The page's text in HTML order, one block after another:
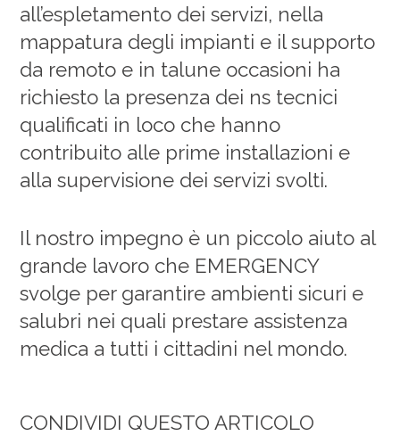
all’espletamento dei servizi, nella
mappatura degli impianti e il supporto
da remoto e in talune occasioni ha
richiesto la presenza dei ns tecnici
qualificati in loco che hanno
contribuito alle prime installazioni e
alla supervisione dei servizi svolti.
Il nostro impegno è un piccolo aiuto al
grande lavoro che EMERGENCY
svolge per garantire ambienti sicuri e
salubri nei quali prestare assistenza
medica a tutti i cittadini nel mondo.
CONDIVIDI QUESTO ARTICOLO